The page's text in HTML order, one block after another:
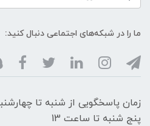
ما را در شبکه‌های اجتماعی دنبال کنید:
پنج شنبه تا ساعت 13